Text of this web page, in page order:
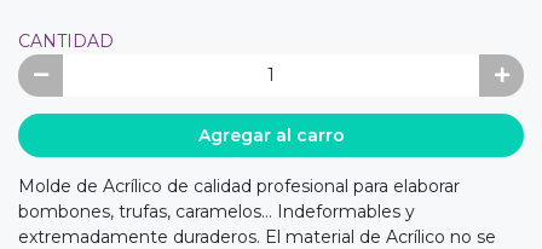
CANTIDAD
Agregar al carro
Molde de Acrílico de calidad profesional para elaborar
bombones, trufas, caramelos… Indeformables y
extremadamente duraderos. El material de Acrílico no se